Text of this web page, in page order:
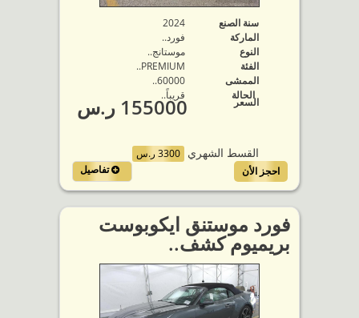
سنة الصنع
2024
الماركة
فورد..
النوع
موستانج..
الفئة
PREMIUM..
الممشى
60000..
الحالة
قريباً..
السعر 155000 ر.س
القسط الشهري 3300 ر.س
تفاصيل
احجز الأن
فورد موستنق ايكوبوست
بريميوم كشف..